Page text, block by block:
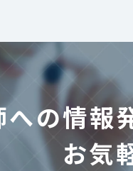
への情報
お気